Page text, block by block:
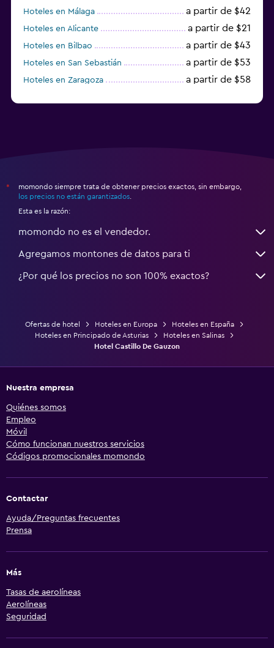
Hoteles en Málaga a partir de $42
Hoteles en Alicante a partir de $21
Hoteles en Bilbao a partir de $43
Hoteles en San Sebastián a partir de $53
Hoteles en Zaragoza a partir de $58
*
momondo siempre trata de obtener precios exactos, sin embargo,
los precios no están garantizados
Esta es la razón:
momondo no es el vendedor.
Agregamos montones de datos para ti
¿Por qué los precios no son 100% exactos?
Ofertas de hotel Hoteles en Europa
Hoteles en España
Hoteles en Principado de Asturias
Hoteles en Salinas
Hotel Castillo De Gauzon
Nuestra empresa
Quiénes somos
Empleo
Móvil
Cómo funcionan nuestros servicios
Códigos promocionales momondo
Contactar
Ayuda/Preguntas frecuentes
Prensa
Más
Tasas de aerolíneas
Aerolíneas
Seguridad